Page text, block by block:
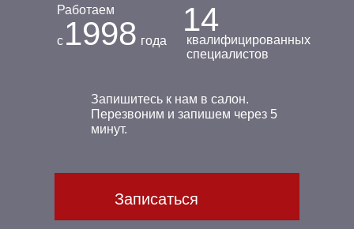
Запишитесь к нам в салон.
Перезвоним и запишем через 5
минут.
Записаться
Работаем
с
14
специалистов
квалифицированных
1998 года